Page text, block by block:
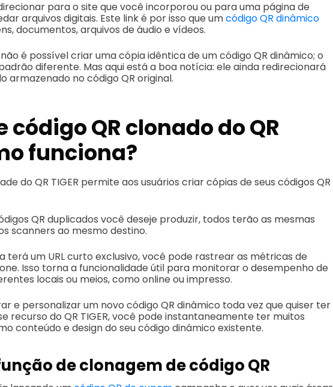
para o site que você incorporou ou para uma página de
arquivos digitais. Este link é por isso que umcódigo QR dinâmico
documentos, arquivos de áudio e vídeos.
é possível criar uma cópia idêntica de um código QR dinâmico; o
diferente. Mas aqui está a boa notícia: ele ainda redirecionará
armazenado no código QR original.
código QR clonado do QR
funciona?
do QR TIGER permite aos usuários criar cópias de seus códigos QR
QR duplicados você deseje produzir, todos terão as mesmas
scanners ao mesmo destino.
terá um URL curto exclusivo, você pode rastrear as métricas de
Isso torna a funcionalidade útil para monitorar o desempenho de
locais ou meios, como online ou impresso.
e personalizar um novo código QR dinâmico toda vez que quiser ter
recurso do QR TIGER, você pode instantaneamente ter muitos
conteúdo e design do seu código dinâmico existente.
de clonagem de código QR